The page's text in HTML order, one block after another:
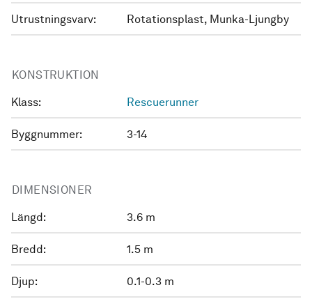
Utrustningsvarv: Rotationsplast, Munka-Ljungby
KONSTRUKTION
Klass: Rescuerunner
Byggnummer: 3-14
DIMENSIONER
Längd: 3.6 m
Bredd: 1.5 m
Djup: 0.1-0.3 m